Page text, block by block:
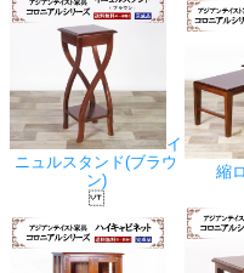
イ
ニュルスタンド(ブラウ
ン)
縮